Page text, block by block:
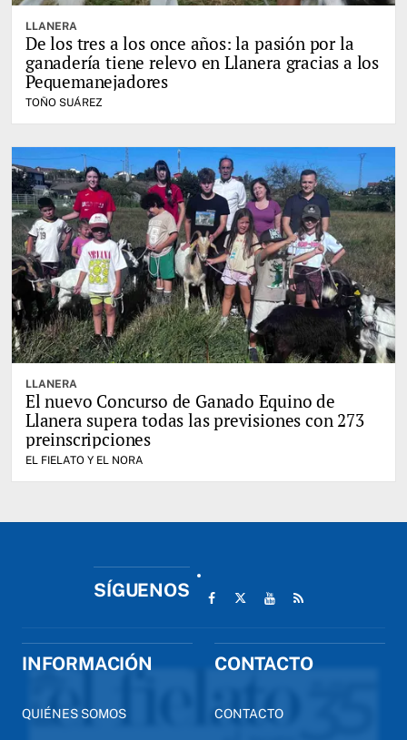
LLANERA
De los tres a los once años: la pasión por la
ganadería tiene relevo en Llanera gracias a los
Pequemanejadores
TOÑO SUÁREZ
LLANERA
El nuevo Concurso de Ganado Equino de
Llanera supera todas las previsiones con 273
preinscripciones
EL FIELATO Y EL NORA
SÍGUENOS
INFORMACIÓN
QUIÉNES SOMOS
CONTACTO
CONTACTO